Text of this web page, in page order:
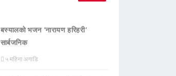
बस्यालको भजन ‘नारायण हरिहरी’
सार्बजनिक
५ महिना अगाडि